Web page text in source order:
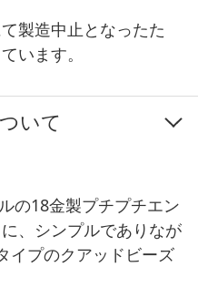
製造中止となったた
います。
いて
の18金製プチプチエン
、シンプルでありなが
イプのクアッドビーズ